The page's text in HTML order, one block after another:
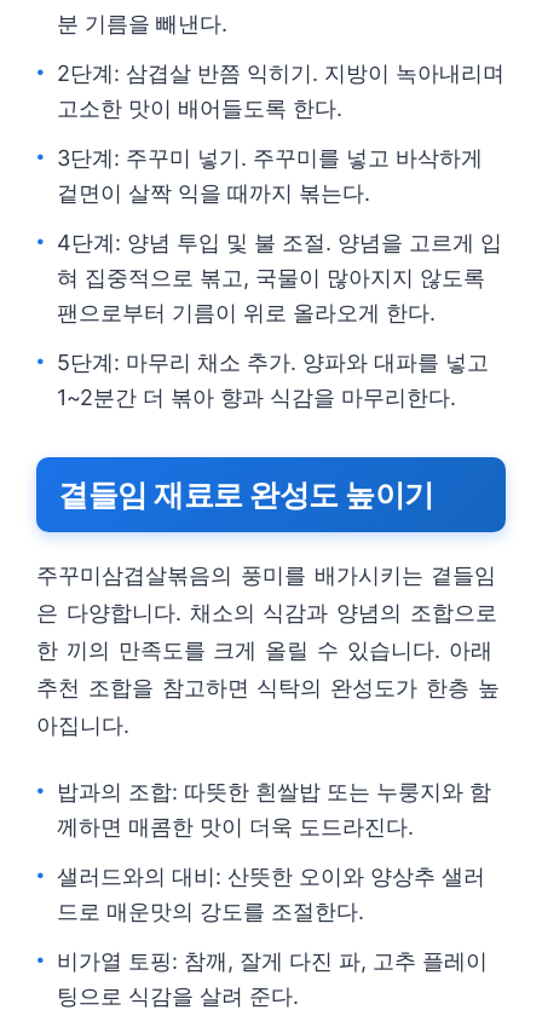
분 기름을 빼낸다.
2단계: 삼겹살 반쯤 익히기. 지방이 녹아내리며
고소한 맛이 배어들도록 한다.
3단계: 주꾸미 넣기. 주꾸미를 넣고 바삭하게
겉면이 살짝 익을 때까지 볶는다.
4단계: 양념 투입 및 불 조절. 양념을 고르게 입
혀 집중적으로 볶고, 국물이 많아지지 않도록
팬으로부터 기름이 위로 올라오게 한다.
5단계: 마무리 채소 추가. 양파와 대파를 넣고
1~2분간 더 볶아 향과 식감을 마무리한다.
곁들임 재료로 완성도 높이기
주꾸미삼겹살볶음의 풍미를 배가시키는 곁들임
은 다양합니다. 채소의 식감과 양념의 조합으로
한 끼의 만족도를 크게 올릴 수 있습니다. 아래
추천 조합을 참고하면 식탁의 완성도가 한층 높
아집니다.
밥과의 조합: 따뜻한 흰쌀밥 또는 누룽지와 함
께하면 매콤한 맛이 더욱 도드라진다.
샐러드와의 대비: 산뜻한 오이와 양상추 샐러
드로 매운맛의 강도를 조절한다.
비가열 토핑: 참깨, 잘게 다진 파, 고추 플레이
팅으로 식감을 살려 준다.